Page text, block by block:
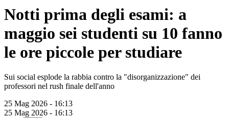
Notti prima degli esami: a
maggio sei studenti su 10 fanno
le ore piccole per studiare
Sui social esplode la rabbia contro la "disorganizzazione" dei
professori nel rush finale dell'anno
25 Mag 2026 - 16:13
25 Mag 2026 - 16:13